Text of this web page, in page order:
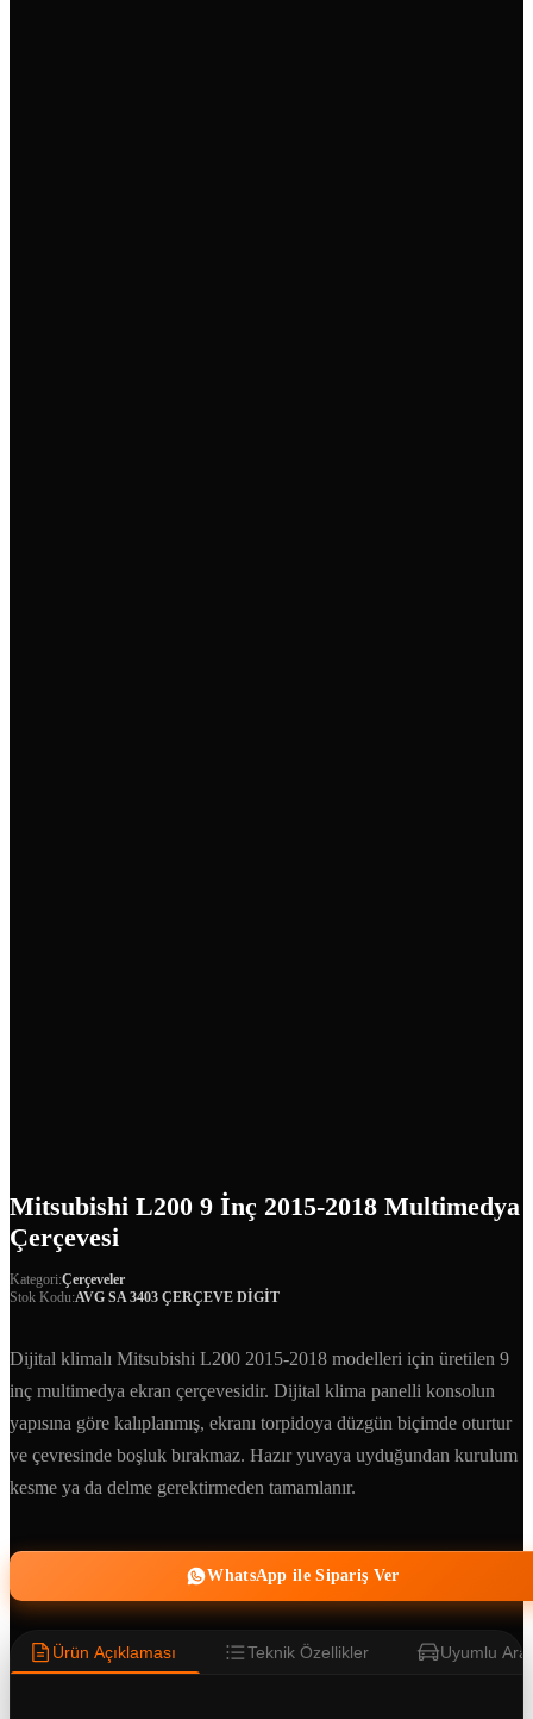
Mitsubishi L200 9 İnç 2015-2018 Multimedya
Çerçevesi
Kategori:Çerçeveler
Stok Kodu:AVG SA 3403 ÇERÇEVE DİGİT
Dijital klimalı Mitsubishi L200 2015-2018 modelleri için üretilen 9
inç multimedya ekran çerçevesidir. Dijital klima panelli konsolun
yapısına göre kalıplanmış, ekranı torpidoya düzgün biçimde oturtur
ve çevresinde boşluk bırakmaz. Hazır yuvaya uyduğundan kurulum
kesme ya da delme gerektirmeden tamamlanır.
WhatsApp ile Sipariş Ver
Ürün Açıklaması Teknik Özellikler Uyumlu